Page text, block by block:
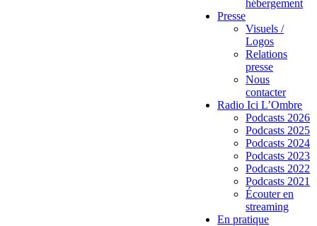
hébergement
Presse
Visuels /
Logos
Relations
presse
Nous
contacter
Radio Ici L’Ombre
Podcasts 2026
Podcasts 2025
Podcasts 2024
Podcasts 2023
Podcasts 2022
Podcasts 2021
Écouter en
streaming
En pratique